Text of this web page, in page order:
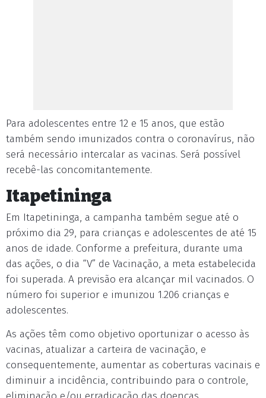
Para adolescentes entre 12 e 15 anos, que estão
também sendo imunizados contra o coronavírus, não
será necessário intercalar as vacinas. Será possível
recebê-las concomitantemente.
Itapetininga
Em Itapetininga, a campanha também segue até o
próximo dia 29, para crianças e adolescentes de até 15
anos de idade. Conforme a prefeitura, durante uma
das ações, o dia “V” de Vacinação, a meta estabelecida
foi superada. A previsão era alcançar mil vacinados. O
número foi superior e imunizou 1.206 crianças e
adolescentes.
As ações têm como objetivo oportunizar o acesso às
vacinas, atualizar a carteira de vacinação, e
consequentemente, aumentar as coberturas vacinais e
diminuir a incidência, contribuindo para o controle,